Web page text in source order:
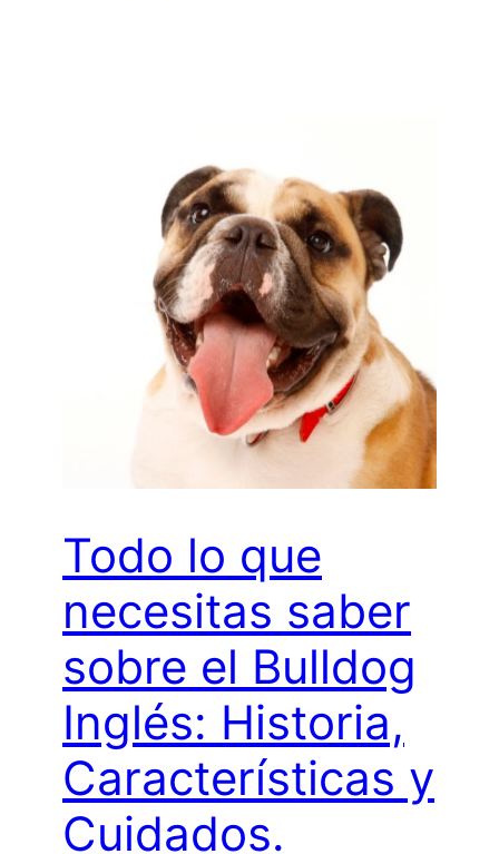
Todo lo que
necesitas saber
sobre el Bulldog
Inglés: Historia,
Características y
Cuidados.